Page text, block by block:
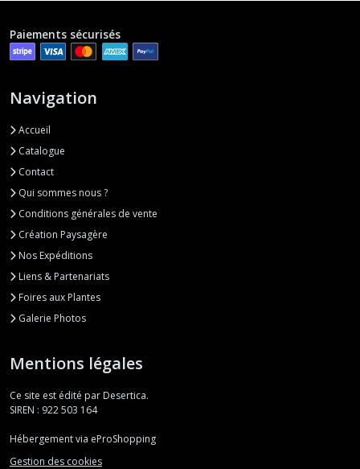
Paiements sécurisés
Navigation
Accueil
Catalogue
Contact
Qui sommes nous ?
Conditions générales de vente
Création Paysagère
Nos Expéditions
Liens & Partenariats
Foires aux Plantes
Galerie Photos
Mentions légales
Ce site est édité par Desertica.
SIREN : 922 503 164
Hébergement via eProShopping
Gestion des cookies